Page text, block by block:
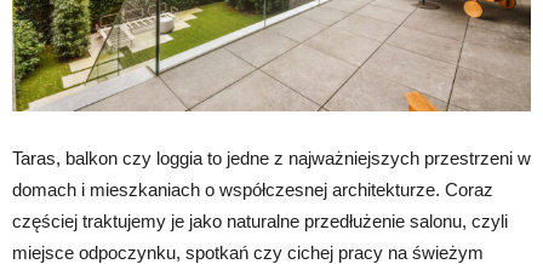
Taras, balkon czy loggia to jedne z najważniejszych przestrzeni w
domach i mieszkaniach o współczesnej architekturze. Coraz
częściej traktujemy je jako naturalne przedłużenie salonu, czyli
miejsce odpoczynku, spotkań czy cichej pracy na świeżym